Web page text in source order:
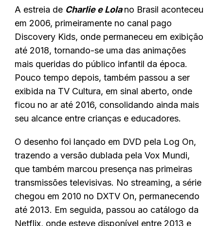
A estreia de Charlie e Lola no Brasil aconteceu
em 2006, primeiramente no canal pago
Discovery Kids, onde permaneceu em exibição
até 2018, tornando-se uma das animações
mais queridas do público infantil da época.
Pouco tempo depois, também passou a ser
exibida na TV Cultura, em sinal aberto, onde
ficou no ar até 2016, consolidando ainda mais
seu alcance entre crianças e educadores.
O desenho foi lançado em DVD pela Log On,
trazendo a versão dublada pela Vox Mundi,
que também marcou presença nas primeiras
transmissões televisivas. No streaming, a série
chegou em 2010 no DXTV On, permanecendo
até 2013. Em seguida, passou ao catálogo da
Netflix, onde esteve disponível entre 2013 e